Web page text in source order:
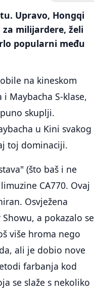
Upravo, Hongqi
milijardere, želi
popularni među
na kineskom
Maybacha S-klase,
skuplji.
u Kini svakog
toj dominaciji.
(što baš i ne
CA770. Ovaj
Osvježena
a pokazalo se
više hroma nego
ali je dobio nove
farbanja kod
se slaže s nekoliko